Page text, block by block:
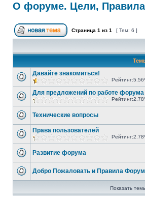
О форуме. Цели,
Страница 1 из 1 [ Тем: 6 ]
Давайте знакомиться!
Для предложений по работе форума
Технические вопросы
Права пользователей
Развитие форума
Добро Пожаловать и Правила
Показать